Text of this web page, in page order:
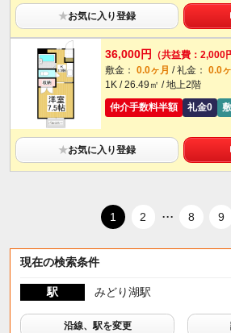
★お気に入り登録
36,000円
（共益費：2,000
敷金： 0.0ヶ月 / 礼金： 0.0
1K / 26.49㎡ / 地上2階
仲介手数料半額
礼金0
★お気に入り登録
1 2 ... 8 9
現在の検索条件
駅 みどり湖駅
沿線、駅を変更